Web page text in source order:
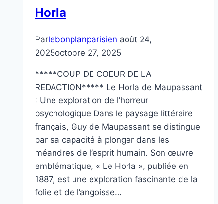
Horla
Parlebonplanparisien août 24,
2025octobre 27, 2025
*****COUP DE COEUR DE LA
REDACTION***** Le Horla de Maupassant
: Une exploration de l’horreur
psychologique Dans le paysage littéraire
français, Guy de Maupassant se distingue
par sa capacité à plonger dans les
méandres de l’esprit humain. Son œuvre
emblématique, « Le Horla », publiée en
1887, est une exploration fascinante de la
folie et de l’angoisse…